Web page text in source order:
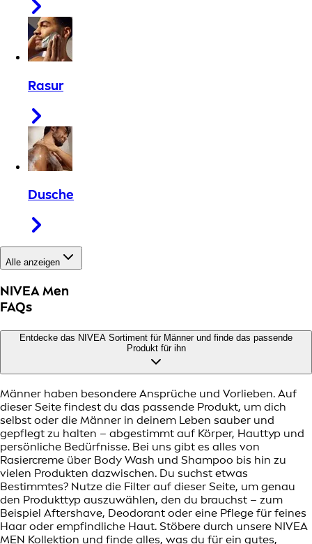
Rasur
Dusche
Alle anzeigen
NIVEA Men
FAQs
Entdecke das NIVEA Sortiment für Männer und finde das passende
Produkt für ihn
Männer haben besondere Ansprüche und Vorlieben. Auf
dieser Seite findest du das passende Produkt, um dich
selbst oder die Männer in deinem Leben sauber und
gepflegt zu halten – abgestimmt auf Körper, Hauttyp und
persönliche Bedürfnisse. Bei uns gibt es alles von
Rasiercreme über Body Wash und Shampoo bis hin zu
vielen Produkten dazwischen. Du suchst etwas
Bestimmtes? Nutze die Filter auf dieser Seite, um genau
den Produkttyp auszuwählen, den du brauchst – zum
Beispiel Aftershave, Deodorant oder eine Pflege für feines
Haar oder empfindliche Haut. Stöbere durch unsere NIVEA
MEN Kollektion und finde alles, was du für ein gutes,